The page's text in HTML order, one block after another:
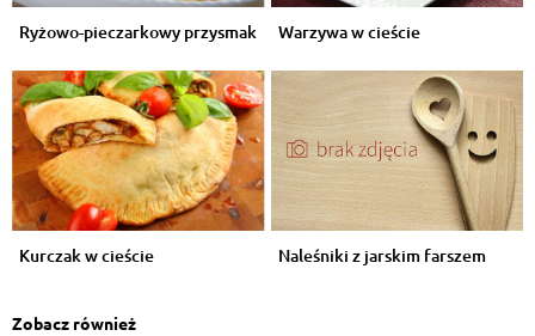
Ryżowo-pieczarkowy przysmak Warzywa w cieście
Kurczak w cieście Naleśniki z jarskim farszem
Zobacz również